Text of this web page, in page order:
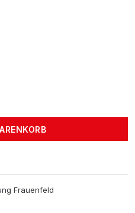
Frauenfeld